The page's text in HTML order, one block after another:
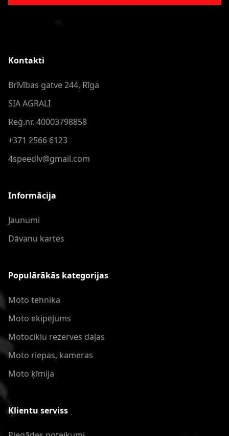
Kontakti
Brīvības gatve 244, Rīga
SIA AGRALI
Reģ.nr. 40003798858
+371 2566 6123
4speedlv@gmail.com
Informācija
Jaunumi
Dāvanu kartes
Populārākās kategorijas
Moto tehnika
Moto ekipējums
Motociklu rezerves daļas
Moto riepas, kameras
Moto ķīmija
Klientu serviss